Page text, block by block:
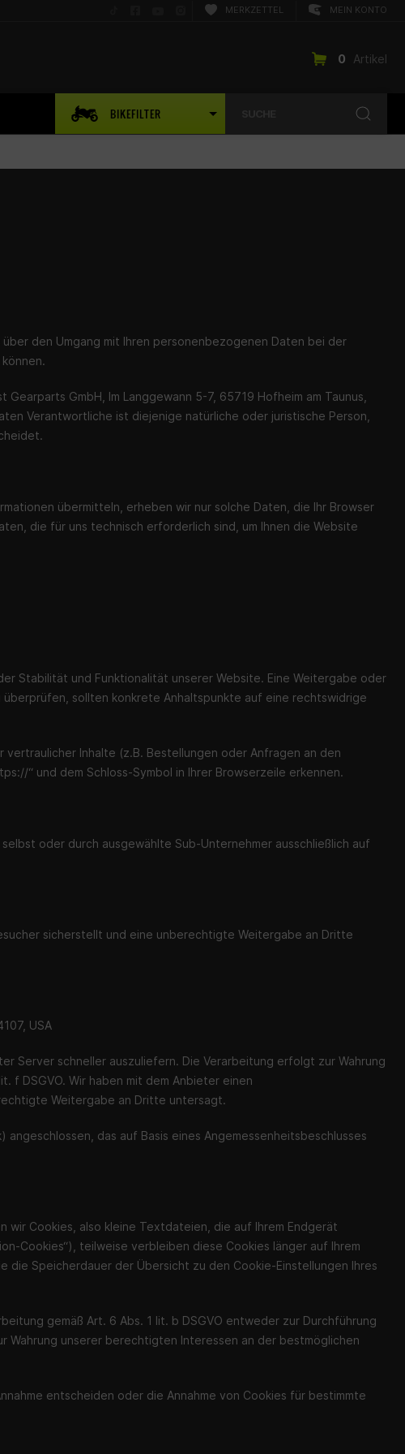
Folge
MERKZETTEL MEIN KONTO
0 Artikel
BIKEFILTER
den Umgang mit Ihren personenbezogenen Daten bei der
GmbH, Im Langgewann 5-7, 65719 Hofheim am Taunus,
Verantwortliche ist diejenige natürliche oder juristische Person,
übermitteln, erheben wir nur solche Daten, die Ihr Browser
die für uns technisch erforderlich sind, um Ihnen die Website
Stabilität und Funktionalität unserer Website. Eine Weitergabe oder
sollten konkrete Anhaltspunkte auf eine rechtswidrige
Inhalte (z.B. Bestellungen oder Anfragen an den
“ und dem Schloss-Symbol in Ihrer Browserzeile erkennen.
oder durch ausgewählte Sub-Unternehmer ausschließlich auf
sicherstellt und eine unberechtigte Weitergabe an Dritte
USA
Server schneller auszuliefern. Die Verarbeitung erfolgt zur Wahrung
f DSGVO. Wir haben mit dem Anbieter einen
Weitergabe an Dritte untersagt.
das auf Basis eines Angemessenheitsbeschlusses
Cookies, also kleine Textdateien, die auf Ihrem Endgerät
Cookies“), teilweise verbleiben diese Cookies länger auf Ihrem
die Speicherdauer der Übersicht zu den Cookie-Einstellungen Ihres
gemäß Art. 6 Abs. 1 lit. b DSGVO entweder zur Durchführung
Wahrung unserer berechtigten Interessen an der bestmöglichen
entscheiden oder die Annahme von Cookies für bestimmte